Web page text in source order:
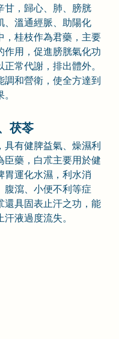
甘，歸心、肺、膀胱
、溫通經脈、助陽化
，桂枝作為君藥，主要
作用，促進膀胱氣化功
常代謝，排出體外。
調和營衛，使全方達到
茯苓
具有健脾益氣、燥濕利
臣藥，白朮主要用於健
胃運化水濕，利水消
腹瀉、小便不利等症
還具固表止汗之功，能
液過度流失。